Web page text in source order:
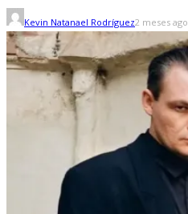
Kevin Natanael Rodríguez2 meses ago